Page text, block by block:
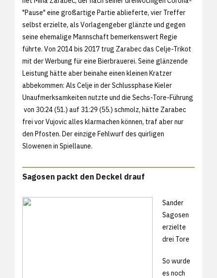
"Pause" eine großartige Partie ablieferte, vier Treffer
selbst erzielte, als Vorlagengeber glänzte und gegen
seine ehemalige Mannschaft bemerkenswert Regie
führte. Von 2014 bis 2017 trug Zarabec das Celje-Trikot
mit der Werbung für eine Bierbrauerei. Seine glänzende
Leistung hätte aber beinahe einen kleinen Kratzer
abbekommen: Als Celje in der Schlussphase Kieler
Unaufmerksamkeiten nutzte und die Sechs-Tore-Führung
von 30:24 (51.) auf 31:29 (55.) schmolz, hätte Zarabec
frei vor Vujovic alles klarmachen können, traf aber nur
den Pfosten. Der einzige Fehlwurf des quirligen
Slowenen in Spiellaune.
Sagosen packt den Deckel drauf
Sander
Sagosen
erzielte
drei Tore
So wurde
es noch